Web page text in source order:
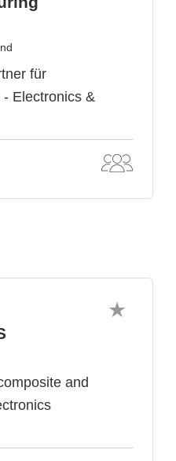
für
Electronics &
and